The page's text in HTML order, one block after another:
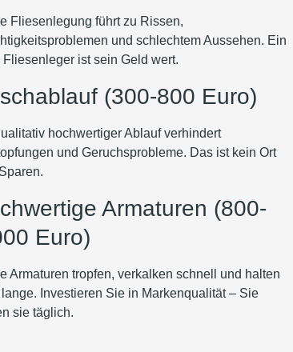
Fliesenlegung führt zu Rissen,
und schlechtem Aussehen. Ein
Fliesenleger ist sein Geld wert.
(300-800 Euro)
hochwertiger Ablauf verhindert
und Geruchsprobleme. Das ist kein Ort
Armaturen (800-
Euro)
Armaturen tropfen, verkalken schnell und halten
Investieren Sie in Markenqualität – Sie
sie täglich.